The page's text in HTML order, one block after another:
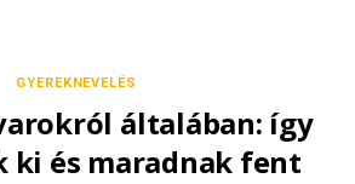
GYEREKNEVELÉS
általában: így
ki és maradnak fent